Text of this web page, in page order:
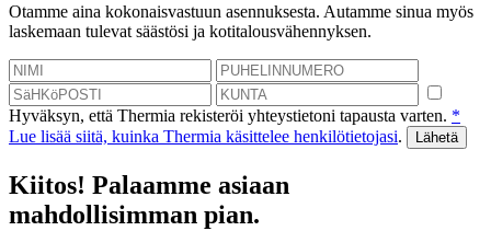
Otamme aina kokonaisvastuun asennuksesta. Autamme sinua myös
laskemaan tulevat säästösi ja kotitalousvähennyksen.
Hyväksyn, että Thermia rekisteröi yhteystietoni tapausta varten. *
Lue lisää siitä, kuinka Thermia käsittelee henkilötietojasi.
Kiitos! Palaamme asiaan
mahdollisimman pian.